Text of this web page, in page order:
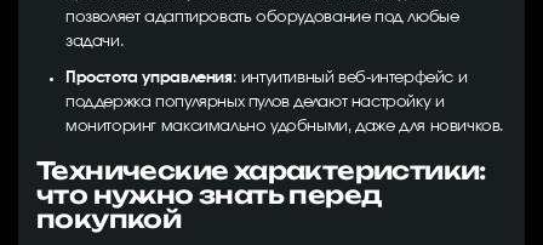
позволяет адаптировать оборудование под любые
задачи.
Простота управления: интуитивный веб-интерфейс и
поддержка популярных пулов делают настройку и
мониторинг максимально удобными, даже для новичков.
Технические характеристики:
что нужно знать перед
покупкой